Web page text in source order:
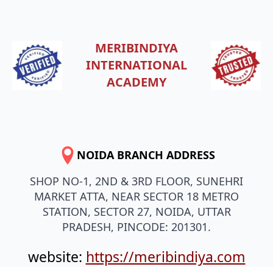
MERIBINDIYA
INTERNATIONAL
ACADEMY
NOIDA BRANCH ADDRESS
SHOP NO-1, 2ND & 3RD FLOOR, SUNEHRI
MARKET ATTA, NEAR SECTOR 18 METRO
STATION, SECTOR 27, NOIDA, UTTAR
PRADESH, PINCODE: 201301.
website: https://meribindiya.com